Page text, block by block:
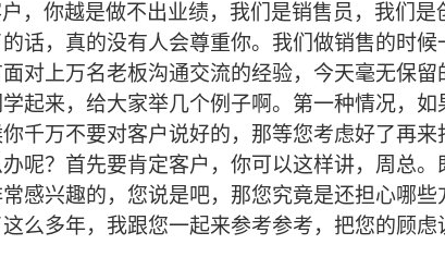
，你越是做不出业绩，我们是销售员，我们是
话，真的没有人会尊重你。我们做销售的时候
对上万名老板沟通交流的经验，今天毫无保留
起来，给大家举几个例子啊。第一种情况，如
千万不要对客户说好的，那等您考虑好了再来
呢？首先要肯定客户，你可以这样讲，周总。
感兴趣的，您说是吧，那您究竟是还担心哪些
么多年，我跟您一起来参考参考，把您的顾虑